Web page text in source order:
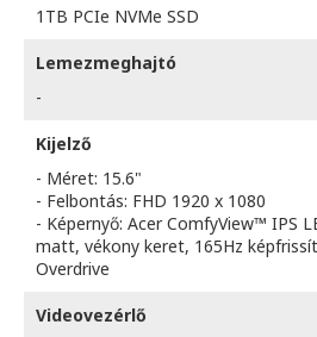
1TB PCIe NVMe SSD
Lemezmeghajtó
-
Kijelző
- Méret: 15.6"
- Felbontás: FHD 1920 x 1080
- Képernyő: Acer ComfyView™ IPS
matt, vékony keret, 165Hz
Overdrive
Videovezérlő